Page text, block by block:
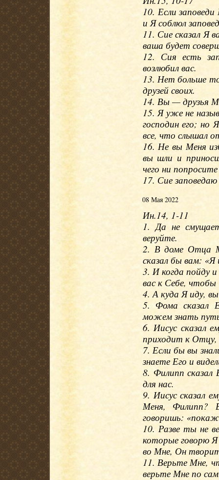
10. Если
и Я соблюл
11. Сие сказал Я
ваша будет
12. Сия есть
возлюбил вас.
13. Нет больше
друзей своих.
14. Вы — друзья
15. Я уже не
господин его; но
все, что слышал
16. Не вы Меня
вы шли и
чего ни
17. Сие
08 Мая 2022
Ин.14, 1-11
1. Да не
веруйте.
2. В доме Отца
сказал бы вам:
3. И когда пойду
вас к Себе,
4. А куда Я иду,
5. Фома сказал
можем знать
6. Иисус сказал
приходит к Отцу,
7. Если бы вы
знаете Его и
8. Филипп
для нас.
9. Иисус сказал
Меня, Филипп?
говоришь:
10. Разве ты не
которые говорю
во Мне, Он
11. Верьте Мне,
верьте Мне по